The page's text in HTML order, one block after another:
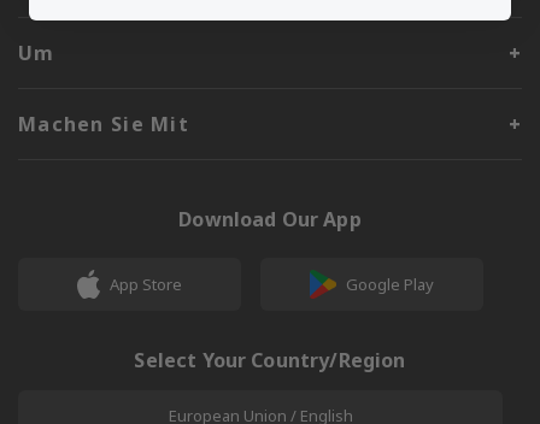
Um
Machen Sie Mit
Download Our App
App Store Google Play
Select Your Country/Region
European Union / English